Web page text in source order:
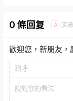
0 條回复 A 文
歡迎您，新朋友，